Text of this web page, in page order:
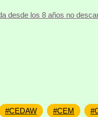
#CEDAW #CEM